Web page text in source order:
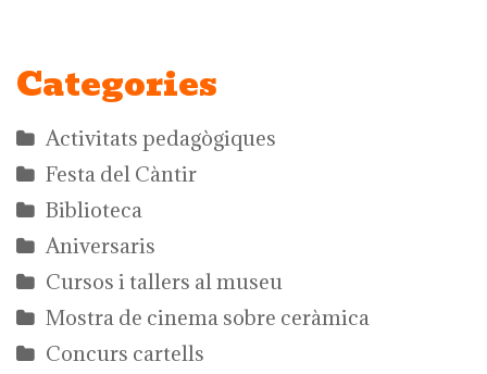
Categories
Activitats pedagògiques
Festa del Càntir
Biblioteca
Aniversaris
Cursos i tallers al museu
Mostra de cinema sobre ceràmica
Concurs cartells